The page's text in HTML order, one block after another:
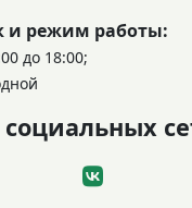
и режим работы:
до 18:00;